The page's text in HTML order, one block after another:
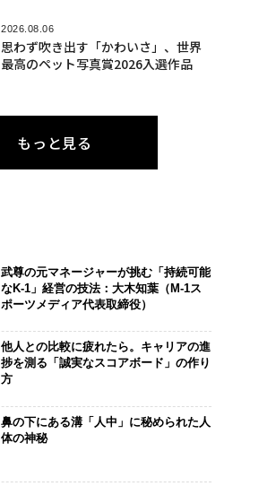
2026.08.06
思わず吹き出す「かわいさ」、世界
最高のペット写真賞2026入選作品
もっと見る
武尊の元マネージャーが挑む「持続可能
なK-1」経営の技法：大木知葉（M-1ス
ポーツメディア代表取締役）
他人との比較に疲れたら。キャリアの進
捗を測る「誠実なスコアボード」の作り
方
鼻の下にある溝「人中」に秘められた人
体の神秘